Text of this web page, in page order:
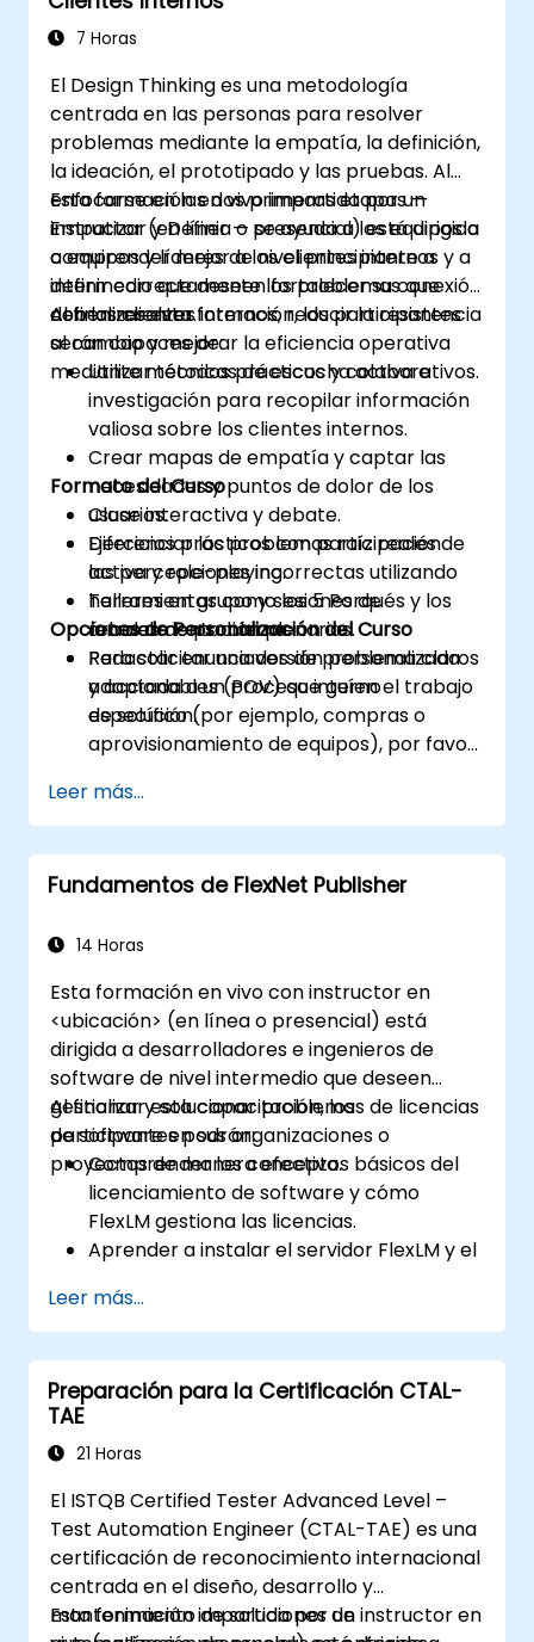
7 Horas
El Design Thinking es una metodología
centrada en las personas para resolver
problemas mediante la empatía, la definición,
la ideación, el prototipado y las pruebas. Al
enfocarse en las dos primeras etapas —
Empatizar y Definir — se ayuda a los equipos a
comprender mejor a los clientes internos y a
definir correctamente los problemas que
deben resolver.
Esta formación en vivo impartida por un
instructor (en línea o presencial) está dirigida
a equipos y líderes de nivel principiante a
intermedio que deseen fortalecer su conexión
con los clientes internos, reducir la resistencia
al cambio y mejorar la eficiencia operativa
mediante métodos prácticos y colaborativos.
Al finalizar esta formación, los participantes
serán capaces de:
Utilizar técnicas de escucha activa e
investigación para recopilar información
valiosa sobre los clientes internos.
Crear mapas de empatía y captar las
necesidades y puntos de dolor de los
usuarios.
Diferenciar los problemas raíz reales de
las percepciones incorrectas utilizando
herramientas como los 5 Porqués y los
árboles de problema.
Redactar enunciados de problema claros
y accionables (POV) que guíen el trabajo
de solución.
Formato del Curso
Clase interactiva y debate.
Ejercicios prácticos con participación
activa y role-playing.
Talleres en grupo y sesiones de
retroalimentación plenarias.
Opciones de Personalización del Curso
Para solicitar una versión personalizada
adaptada a un proceso interno
específico (por ejemplo, compras o
aprovisionamiento de equipos), por favor
Leer más...
Fundamentos de FlexNet Publisher
14 Horas
Esta formación en vivo con instructor en
<ubicación> (en línea o presencial) está
dirigida a desarrolladores e ingenieros de
software de nivel intermedio que deseen
gestionar y solucionar problemas de licencias
de software en sus organizaciones o
proyectos de manera efectiva.
Al finalizar esta capacitación, los
participantes podrán:
Comprender los conceptos básicos del
licenciamiento de software y cómo
FlexLM gestiona las licencias.
Aprender a instalar el servidor FlexLM y el
operativos.
Crear, distribuir y gestionar licencias,
incluyendo licencias flotantes y atadas a
nodos.
relacionados con la instalación,
Leer más...
Preparación para la Certificación CTAL-
TAE
21 Horas
El ISTQB Certified Tester Advanced Level –
Test Automation Engineer (CTAL-TAE) es una
certificación de reconocimiento internacional
centrada en el diseño, desarrollo y
mantenimiento de soluciones de
Esta formación impartida por un instructor en